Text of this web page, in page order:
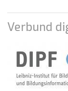
Verbund